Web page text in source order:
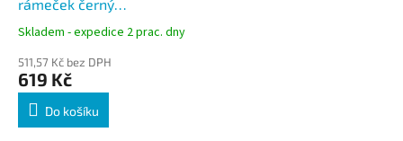
rámeček černý
DURAFRAME SUN formát
A4, balení 2 ks
Skladem - expedice 2 prac. dny
511,57 Kč bez DPH
619 Kč
Do košíku